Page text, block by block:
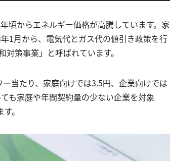
頃からエネルギー価格が高騰しています。家
1月から、電気代とガス代の値引き政策を行
策事業」と呼ばれています。
当たり、家庭向けでは3.5円、企業向けでは
も家庭や年間契約量の少ない企業を対象
。